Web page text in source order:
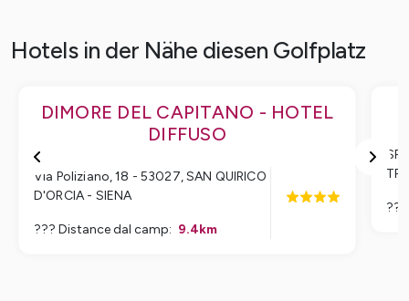
Hotels in der Nähe diesen Golfplatz
DIMORE DEL CAPITANO - HOTEL
DIFFUSO
Via Poliziano, 18 - 53027,SAN QUIRICO
D'ORCIA - SIENA
??? Distance dal camp: 9.4km
SP